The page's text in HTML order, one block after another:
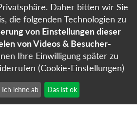
Verlagsvereins, der
Bücher und Medien
Daher bitten wir Sie
die folgenden Technologien zu
von Einstellungen dieser
von Videos & Besucher-
Ihre Einwilligung später zu
(Cookie-Einstellungen)
Ich lehne ab Das ist ok